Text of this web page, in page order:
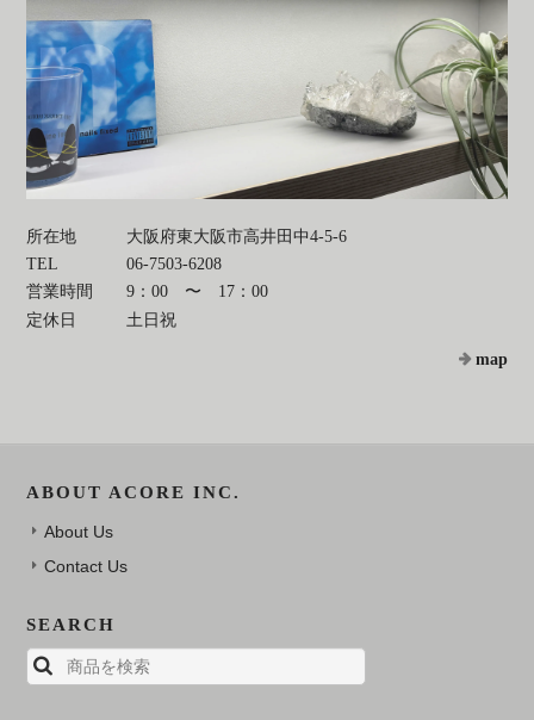
所在地
大阪府東大阪市高井田中4-5-6
TEL
06-7503-6208
営業時間
9：00 〜 17：00
定休日
土日祝
map
ABOUT ACORE INC.
About Us
Contact Us
SEARCH